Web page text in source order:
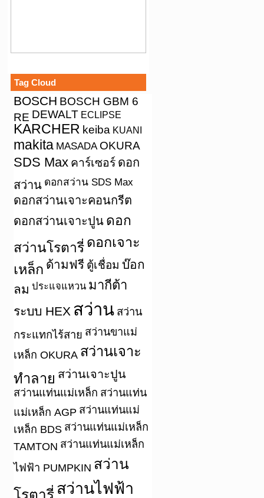
Tag Cloud
BOSCH BOSCH GBM 6
RE DEWALT ECLIPSE
KARCHER keiba KUANI
makita MASADA OKURA
SDS Max คาร์เซอร์ ดอก
สว่าน ดอกสว่าน SDS Max
ดอกสว่านเจาะคอนกรีต
ดอกสว่านเจาะปูน ดอก
สว่านโรตารี่ ดอกเจาะ
เหล็ก ด้ามฟรี ตู้เชื่อม บ๊อก
ลม ประแจแหวน มากีต้า
ระบบ HEX สว่าน สว่าน
กระแทกไร้สาย สว่านขาแม่
เหล็ก OKURA สว่านเจาะ
ทำลาย สว่านเจาะปูน
สว่านแท่นแม่เหล็ก สว่านแท่น
แม่เหล็ก AGP สว่านแท่นแม่
เหล็ก BDS สว่านแท่นแม่เหล็ก
TAMTON สว่านแท่นแม่เหล็ก
ไฟฟ้า PUMPKIN สว่าน
โรตารี่ สว่านไฟฟ้า